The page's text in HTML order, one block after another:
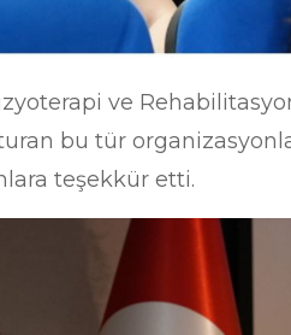
ve
bu tür
teşekkür etti.